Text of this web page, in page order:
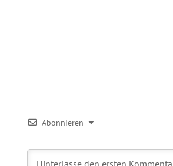
Abonnieren